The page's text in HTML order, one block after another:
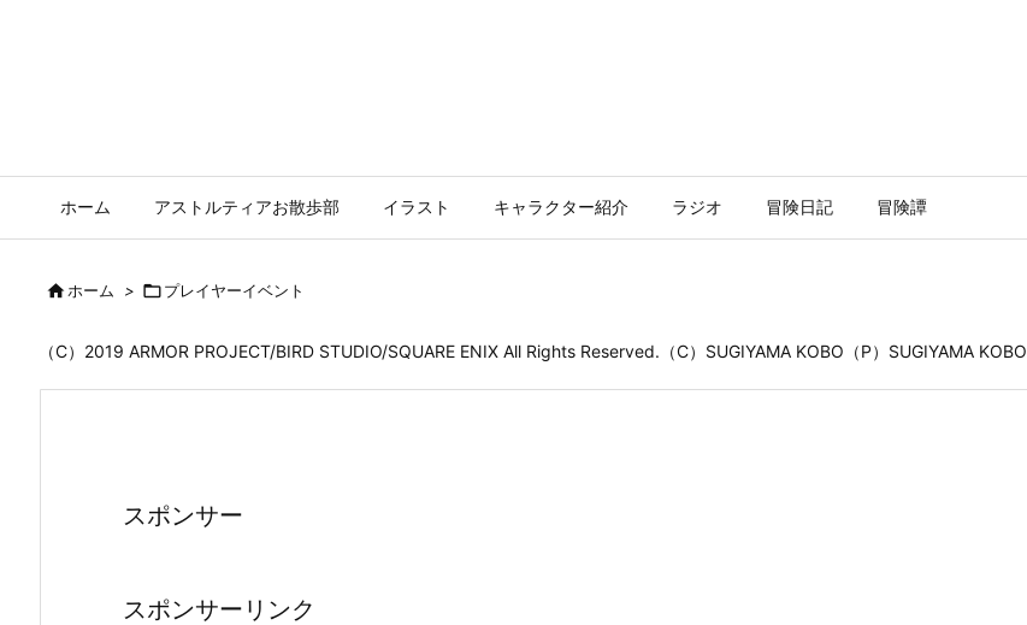
ホーム アストルティアお散歩部 イラスト キャラクター紹介 ラジオ 冒険日記 冒険譚
ホーム > プレイヤーイベント
（C）2019 ARMOR PROJECT/BIRD STUDIO/SQUARE ENIX All Rights Reserved.（C）SUGIYAMA KOBO（P）SUGIYAMA KOBO
スポンサー
スポンサーリンク